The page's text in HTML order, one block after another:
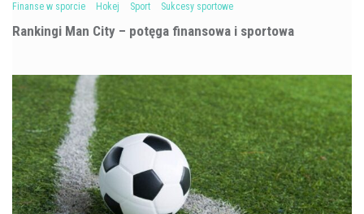
Finanse w sporcie Hokej Sport Sukcesy sportowe
Rankingi Man City – potęga finansowa i sportowa